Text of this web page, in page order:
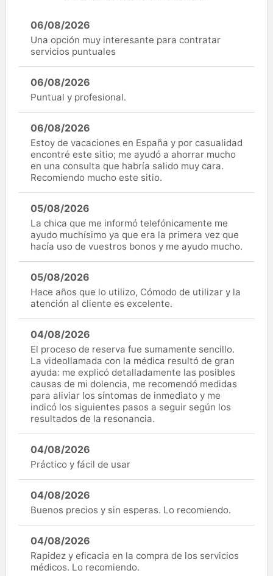
06/08/2026
Una opción muy interesante para contratar
servicios puntuales
06/08/2026
Puntual y profesional.
06/08/2026
Estoy de vacaciones en España y por casualidad
encontré este sitio; me ayudó a ahorrar mucho
en una consulta que habría salido muy cara.
Recomiendo mucho este sitio.
05/08/2026
La chica que me informó telefónicamente me
ayudo muchísimo ya que era la primera vez que
hacía uso de vuestros bonos y me ayudo mucho.
05/08/2026
Hace años que lo utilizo, Cómodo de utilizar y la
atención al cliente es excelente.
04/08/2026
El proceso de reserva fue sumamente sencillo.
La videollamada con la médica resultó de gran
ayuda: me explicó detalladamente las posibles
causas de mi dolencia, me recomendó medidas
para aliviar los síntomas de inmediato y me
indicó los siguientes pasos a seguir según los
resultados de la resonancia.
04/08/2026
Práctico y fácil de usar
04/08/2026
Buenos precios y sin esperas. Lo recomiendo.
04/08/2026
Rapidez y eficacia en la compra de los servicios
médicos. Lo recomiendo.